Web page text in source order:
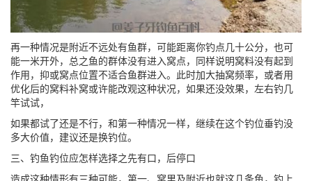
再一种情况是附近不远处有鱼群，可能距离你钓点几十公分，也可
能一米开外，总之鱼的群体没有进入窝点，同样说明窝料没有起到
作用，抑或窝点位置不适合鱼群进入。此时加大抽窝频率，或者用
优化后的窝料补窝或许能改观这种状况，如果还没效果，左右钓几
竿试试，
如果都试了还是不行，和第一种情况一样，继续在这个钓位垂钓没
多大价值，建议还是换钓位。
三、钓鱼钓位应怎样选择之先有口，后停口